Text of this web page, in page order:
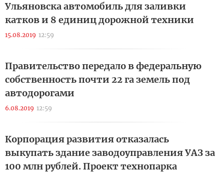
Ульяновска автомобиль для заливки
катков и 8 единиц дорожной техники
15.08.2019 12:59
Правительство передало в федеральную
собственность почти 22 га земель под
автодорогами
6.08.2019 12:59
Корпорация развития отказалась
выкупать здание заводоуправления УАЗ за
100 млн рублей. Проект технопарка